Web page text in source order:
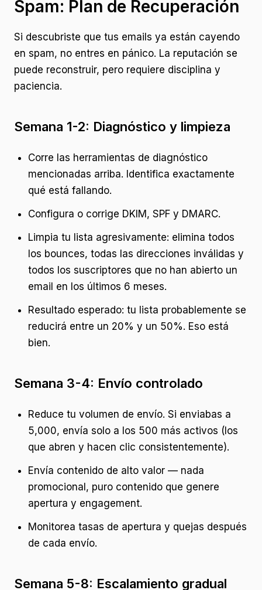
Spam: Plan de Recuperación
Si descubriste que tus emails ya están cayendo
en spam, no entres en pánico. La reputación se
puede reconstruir, pero requiere disciplina y
paciencia.
Semana 1-2: Diagnóstico y limpieza
Corre las herramientas de diagnóstico
mencionadas arriba. Identifica exactamente
qué está fallando.
Configura o corrige DKIM, SPF y DMARC.
Limpia tu lista agresivamente: elimina todos
los bounces, todas las direcciones inválidas y
todos los suscriptores que no han abierto un
email en los últimos 6 meses.
Resultado esperado: tu lista probablemente se
reducirá entre un 20% y un 50%. Eso está
bien.
Semana 3-4: Envío controlado
Reduce tu volumen de envío. Si enviabas a
5,000, envía solo a los 500 más activos (los
que abren y hacen clic consistentemente).
Envía contenido de alto valor — nada
promocional, puro contenido que genere
apertura y engagement.
Monitorea tasas de apertura y quejas después
de cada envío.
Semana 5-8: Escalamiento gradual